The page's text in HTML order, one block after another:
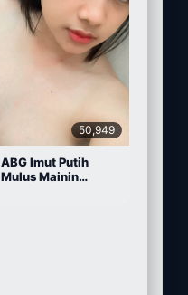
50,949
ABG Imut Putih
Mulus Mainin